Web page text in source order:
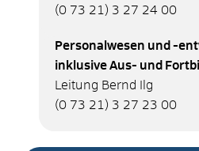
(0 73 21) 3 27 24 00
Personalwesen und -
inklusive Aus- und
Leitung Bernd Ilg
(0 73 21) 3 27 23 00